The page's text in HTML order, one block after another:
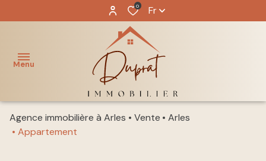
0 Fr
Menu
ACCUEIL
Agence immobilière à Arles Vente
Arles
Appartement